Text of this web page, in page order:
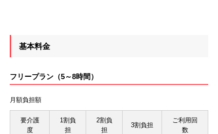
基本料金
フリープラン（5～8時間）
月額負担額
要介護
度
1割負
担
2割負
担
3割負担
ご利用回
数